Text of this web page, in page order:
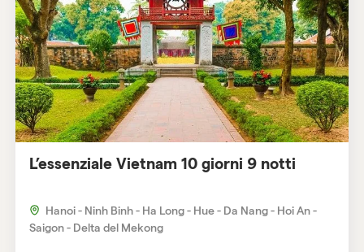
L’essenziale Vietnam 10 giorni 9 notti
Hanoi - Ninh Binh - Ha Long - Hue - Da Nang - Hoi An -
Saigon - Delta del Mekong